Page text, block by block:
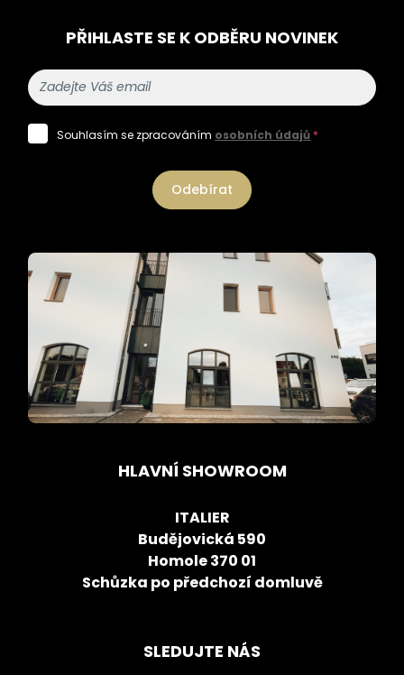
PŘIHLASTE SE K ODBĚRU NOVINEK
Souhlasím se zpracováním osobních údajů *
Odebírat
HLAVNÍ SHOWROOM
ITALIER
Budějovická 590
Homole 370 01
Schůzka po předchozí domluvě
SLEDUJTE NÁS